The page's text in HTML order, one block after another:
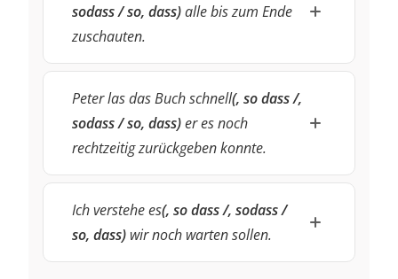
sodass / so, dass)alle bis zum Ende
zuschauten.
Peter las das Buch schnell(, so dass /,
sodass / so, dass)er es noch
rechtzeitig zurückgeben konnte.
Ich verstehe es(, so dass /, sodass /
so, dass) wir noch warten sollen.